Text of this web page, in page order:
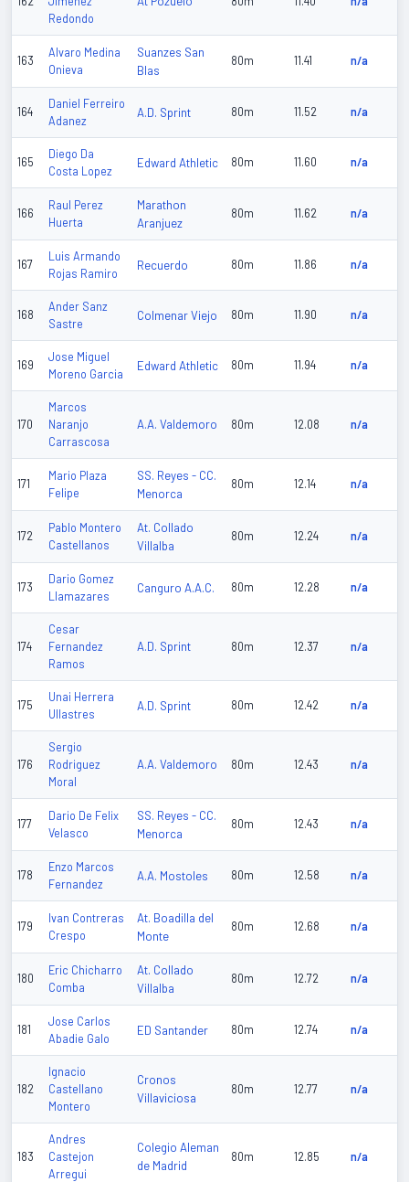
Redondo
163
Alvaro Medina
Onieva
Suanzes San
Blas
80m 11.41 n/a
164
Daniel Ferreiro
Adanez
A.D. Sprint 80m 11.52 n/a
165
Diego Da
Costa Lopez
Edward Athletic 80m 11.60 n/a
166
Raul Perez
Huerta
Marathon
Aranjuez
80m 11.62 n/a
167
Luis Armando
Rojas Ramiro
Recuerdo 80m 11.86 n/a
168
Ander Sanz
Sastre
Colmenar Viejo 80m 11.90 n/a
169
Jose Miguel
Moreno Garcia
Edward Athletic 80m 11.94 n/a
170
Marcos
Naranjo
Carrascosa
A.A. Valdemoro 80m 12.08 n/a
171
Mario Plaza
Felipe
SS. Reyes - CC.
Menorca
80m 12.14 n/a
172
Pablo Montero
Castellanos
At. Collado
Villalba
80m 12.24 n/a
173
Dario Gomez
Llamazares
Canguro A.A.C. 80m 12.28 n/a
174
Cesar
Fernandez
Ramos
A.D. Sprint 80m 12.37 n/a
175
Unai Herrera
Ullastres
A.D. Sprint 80m 12.42 n/a
176
Sergio
Rodriguez
Moral
A.A. Valdemoro 80m 12.43 n/a
177
Dario De Felix
Velasco
SS. Reyes - CC.
Menorca
80m 12.43 n/a
178
Enzo Marcos
Fernandez
A.A. Mostoles 80m 12.58 n/a
179
Ivan Contreras
Crespo
At. Boadilla del
Monte
80m 12.68 n/a
180
Eric Chicharro
Comba
At. Collado
Villalba
80m 12.72 n/a
181
Jose Carlos
Abadie Galo
ED Santander 80m 12.74 n/a
182
Ignacio
Castellano
Montero
Cronos
Villaviciosa
80m 12.77 n/a
183
Andres
Castejon
Arregui
Colegio Aleman
de Madrid
80m 12.85 n/a